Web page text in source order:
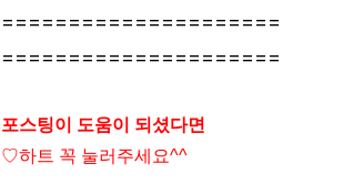
스팅이 도움이 되셨다면
♡하트 꼭 눌러주세요^^